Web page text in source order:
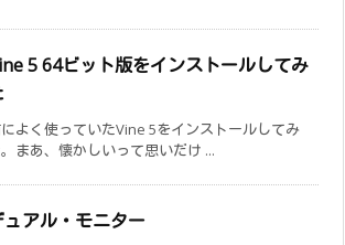
5 64ビット版をインストールしてみ
よく使っていたVine 5をインストールしてみ
まあ、懐かしいって思いだけ ...
ュアル・モニター